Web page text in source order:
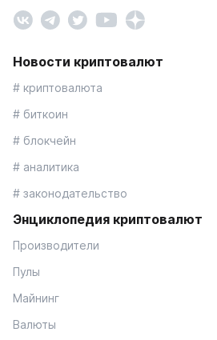
Новости криптовалют
# криптовалюта
# биткоин
# блокчейн
# аналитика
# законодательство
Энциклопедия криптовалют
Производители
Пулы
Майнинг
Валюты